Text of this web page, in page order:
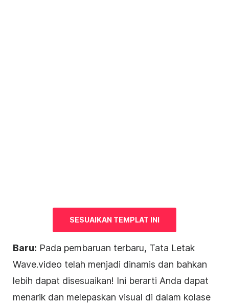
SESUAIKAN TEMPLAT INI
Baru: Pada pembaruan terbaru, Tata Letak
Wave.video telah menjadi dinamis dan bahkan
lebih dapat disesuaikan! Ini berarti Anda dapat
menarik dan melepaskan visual di dalam kolase